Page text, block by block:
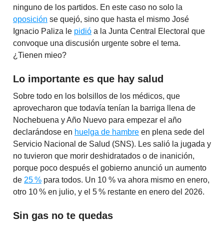
ninguno de los partidos. En este caso no solo la
oposición se quejó, sino que hasta el mismo José
Ignacio Paliza le pidió a la Junta Central Electoral que
convoque una discusión urgente sobre el tema.
¿Tienen mieo?
Lo importante es que hay salud
Sobre todo en los bolsillos de los médicos, que
aprovecharon que todavía tenían la barriga llena de
Nochebuena y Año Nuevo para empezar el año
declarándose en huelga de hambre en plena sede del
Servicio Nacional de Salud (SNS). Les salió la jugada y
no tuvieron que morir deshidratados o de inanición,
porque poco después el gobierno anunció un aumento
de 25 % para todos. Un 10 % va ahora mismo en enero,
otro 10 % en julio, y el 5 % restante en enero del 2026.
Sin gas no te quedas